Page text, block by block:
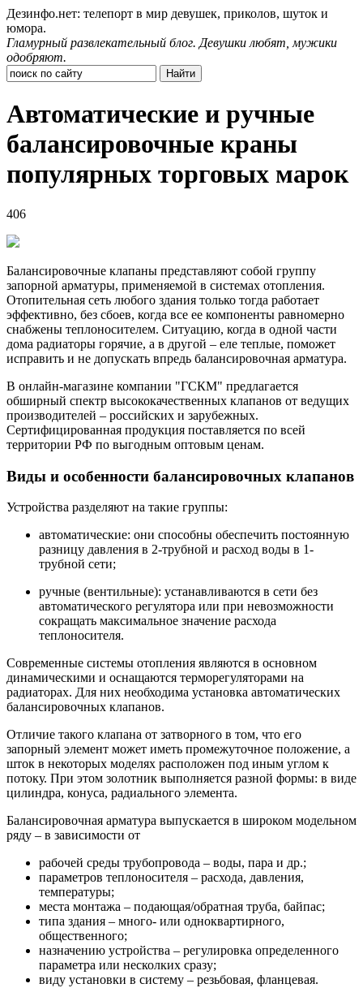
Дезинфо.нет: телепорт в мир девушек, приколов, шуток и
юмора.
Гламурный развлекательный блог. Девушки любят, мужики
одобряют.
Автоматические и ручные
балансировочные краны
популярных торговых марок
406
Балансировочные клапаны представляют собой группу
запорной арматуры, применяемой в системах отопления.
Отопительная сеть любого здания только тогда работает
эффективно, без сбоев, когда все ее компоненты равномерно
снабжены теплоносителем. Ситуацию, когда в одной части
дома радиаторы горячие, а в другой – еле теплые, поможет
исправить и не допускать впредь балансировочная арматура.
В онлайн-магазине компании "ГСКМ" предлагается
обширный спектр высококачественных клапанов от ведущих
производителей – российских и зарубежных.
Сертифицированная продукция поставляется по всей
территории РФ по выгодным оптовым ценам.
Виды и особенности балансировочных клапанов
Устройства разделяют на такие группы:
автоматические: они способны обеспечить постоянную
разницу давления в 2-трубной и расход воды в 1-
трубной сети;
ручные (вентильные): устанавливаются в сети без
автоматического регулятора или при невозможности
сокращать максимальное значение расхода
теплоносителя.
Современные системы отопления являются в основном
динамическими и оснащаются терморегуляторами на
радиаторах. Для них необходима установка автоматических
балансировочных клапанов.
Отличие такого клапана от затворного в том, что его
запорный элемент может иметь промежуточное положение, а
шток в некоторых моделях расположен под иным углом к
потоку. При этом золотник выполняется разной формы: в виде
цилиндра, конуса, радиального элемента.
Балансировочная арматура выпускается в широком модельном
ряду – в зависимости от
рабочей среды трубопровода – воды, пара и др.;
параметров теплоносителя – расхода, давления,
температуры;
места монтажа – подающая/обратная труба, байпас;
типа здания – много- или одноквартирного,
общественного;
назначению устройства – регулировка определенного
параметра или несколких сразу;
виду установки в систему – резьбовая, фланцевая.